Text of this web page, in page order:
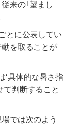
来の｢望まし
とに公表してい
を取ることが
‘具体的な暑さ指
て判断すること
では次のよう